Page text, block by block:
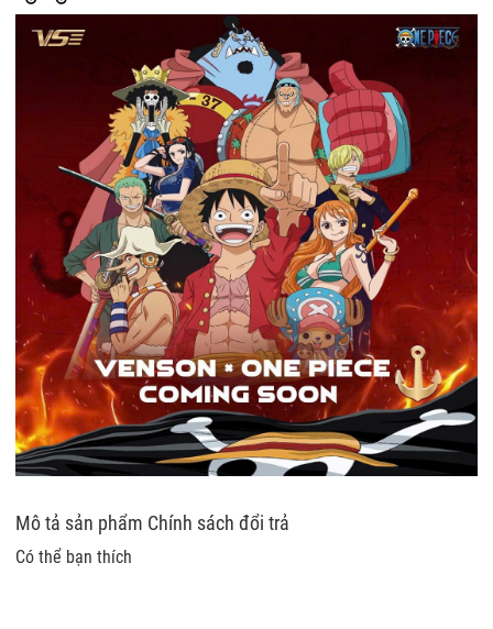
Mô tả sản phẩm Chính sách đổi trả
Có thể bạn thích